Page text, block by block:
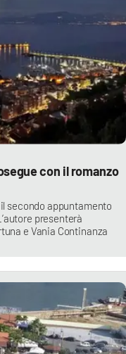
con il romanzo
secondo appuntamento
presenterà
e Vania Continanza